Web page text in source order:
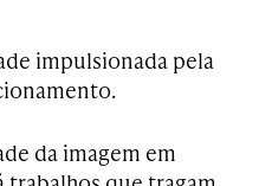
impulsionada pela
da imagem em